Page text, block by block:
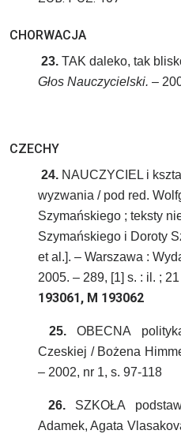
CHORWACJA
23. TAK daleko, tak
Głos Nauczycielski. –
CZECHY
24. NAUCZYCIEL i
wyzwania / pod red.
Szymańskiego ; teksty
Szymańskiego i Doroty
et al.]. – Warszawa :
2005. – 289, [1] s. : il. ;
193061, M 193062
25.OBECNA
Czeskiej / Bożena
– 2002, nr 1, s. 97-118
26. SZKOŁA
Adamek, Agata